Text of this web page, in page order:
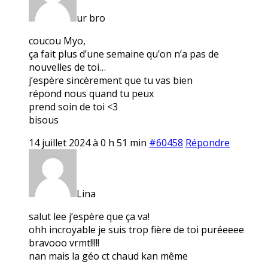
ur bro
coucou Myo,
ça fait plus d’une semaine qu’on n’a pas de
nouvelles de toi…
j’espère sincèrement que tu vas bien
répond nous quand tu peux
prend soin de toi <3
bisous
14 juillet 2024 à 0 h 51 min #60458 Répondre
Lina
salut lee j’espère que ça va!
ohh incroyable je suis trop fière de toi puréeeee
bravooo vrmt!!!!!
nan mais la géo ct chaud kan même